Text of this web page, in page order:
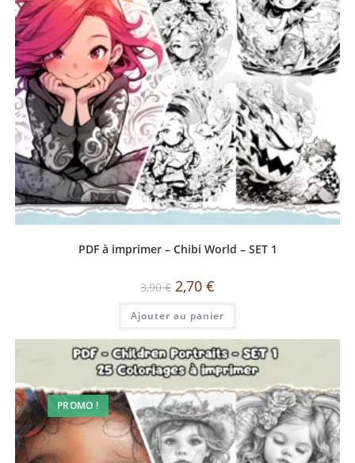
PDF à imprimer – Chibi World – SET 1
3,90€ 2,70 €
Ajouter au panier
PROMO !